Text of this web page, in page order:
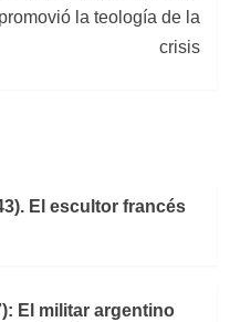
la teología de la
crisis
El escultor francés
El militar argentino